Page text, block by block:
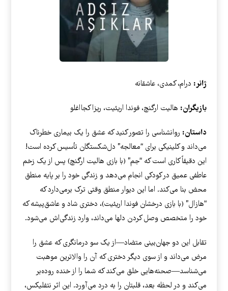
ژانر: درام، کمدی، عاشقانه
بازیگران: هالیت ارگنچ، فوندا اریئیت، ریزا کجااغلو
داستان: روانشناسی را تصور کنید که عشق را یک بیماری خطرناک
می‌داند و کلینیکی برای “معالجه” دل‌شکستگان تأسیس کرده است!
این دقیقاً کاری است که “جم” (با بازی هالیت ارگنچ) پس از یک زخم
عاطفی عمیق در کودکی انجام می‌دهد و زندگی خود را بر پایه منطق
محض بنا می‌کند. اما این دیوار منطق وقتی ترک برمی‌دارد که
“هازال” (با بازی درخشان فوندا اریئیت)، دختری شاد و عاشق‌پیشه که
خود را متخصص وصل کردن دلها می‌داند، وارد زندگی‌اش می‌شود.
تقابل این دو جهان‌بینی متضاد—از یک سو درمانگری که عشق را
مرض می‌داند و از سوی دیگر دختری که آن را والاترین موهبت
می‌شناسد—صحنه‌هایی خلق می‌کند که شما را از خنده روده‌بر
می‌کند و در لحظه بعد، قلبتان را به درد می‌آورد. این اثر نتفلیکس،